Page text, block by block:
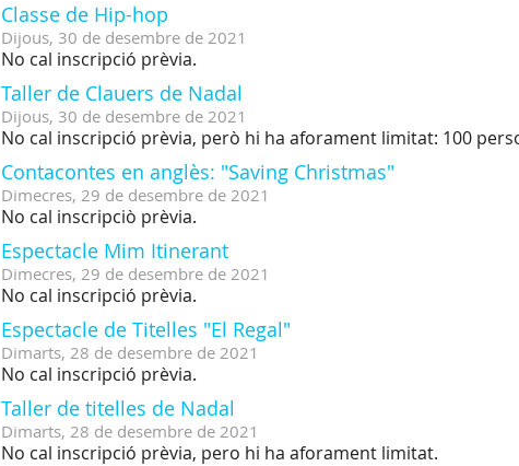
Classe de Hip-hop
Dijous, 30 de desembre de 2021
No cal inscripció prèvia.
Taller de Clauers de Nadal
Dijous, 30 de desembre de 2021
No cal inscripció prèvia, però hi ha aforament limitat: 100
Contacontes en anglès: "Saving Christmas"
Dimecres, 29 de desembre de 2021
No cal inscripciò prèvia.
Espectacle Mim Itinerant
Dimecres, 29 de desembre de 2021
No cal inscripció prèvia.
Espectacle de Titelles "El Regal"
Dimarts, 28 de desembre de 2021
No cal inscripció prèvia.
Taller de titelles de Nadal
Dimarts, 28 de desembre de 2021
No cal inscripció prèvia, pero hi ha aforament limitat.